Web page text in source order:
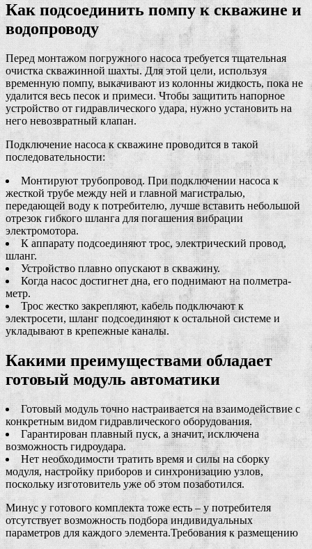
Как подсоединить помпу к скважине и
водопроводу
Перед монтажом погружного насоса требуется тщательная
очистка скважинной шахты. Для этой цели, используя
временную помпу, выкачивают из колонны жидкость, пока не
удалится весь песок и примеси. Чтобы защитить напорное
устройство от гидравлического удара, нужно установить на
него невозвратный клапан.
Подключение насоса к скважине проводится в такой
последовательности:
Монтируют трубопровод. При подключении насоса к
жесткой трубе между ней и главной магистралью,
передающей воду к потребителю, лучше вставить небольшой
отрезок гибкого шланга для погашения вибрации
электромотора.
К аппарату подсоединяют трос, электрический провод,
шланг.
Устройство плавно опускают в скважину.
Когда насос достигнет дна, его поднимают на полметра-
метр.
Трос жестко закрепляют, кабель подключают к
электросети, шланг подсоединяют к остальной системе и
укладывают в крепежные каналы.
Какими преимуществами обладает
готовый модуль автоматики
Готовый модуль точно настраивается на взаимодействие с
конкретным видом гидравлического оборудования.
Гарантирован плавный пуск, а значит, исключена
возможность гидроудара.
Нет необходимости тратить время и силы на сборку
модуля, настройку приборов и синхронизацию узлов,
поскольку изготовитель уже об этом позаботился.
Минус у готового комплекта тоже есть – у потребителя
отсутствует возможность подбора индивидуальных
параметров для каждого элемента.Требования к размещению